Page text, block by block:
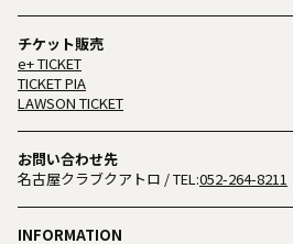
チケット販売
e+ TICKET
TICKET PIA
LAWSON TICKET
お問い合わせ先
名古屋クラブクアトロ / TEL:052-264-8211
INFORMATION